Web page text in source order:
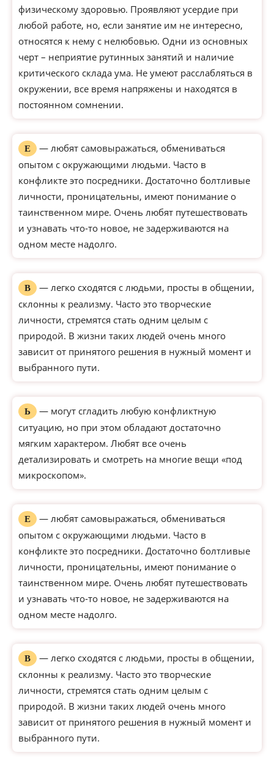
физическому здоровью. Проявляют усердие при
любой работе, но, если занятие им не интересно,
относятся к нему с нелюбовью. Одни из основных
черт – неприятие рутинных занятий и наличие
критического склада ума. Не умеют расслабляться в
окружении, все время напряжены и находятся в
постоянном сомнении.
Е
— любят самовыражаться, обмениваться
опытом с окружающими людьми. Часто в
конфликте это посредники. Достаточно болтливые
личности, проницательны, имеют понимание о
таинственном мире. Очень любят путешествовать
и узнавать что-то новое, не задерживаются на
одном месте надолго.
В
— легко сходятся с людьми, просты в общении,
склонны к реализму. Часто это творческие
личности, стремятся стать одним целым с
природой. В жизни таких людей очень много
зависит от принятого решения в нужный момент и
выбранного пути.
Ь
— могут сгладить любую конфликтную
ситуацию, но при этом обладают достаточно
мягким характером. Любят все очень
детализировать и смотреть на многие вещи «под
микроскопом».
Е
— любят самовыражаться, обмениваться
опытом с окружающими людьми. Часто в
конфликте это посредники. Достаточно болтливые
личности, проницательны, имеют понимание о
таинственном мире. Очень любят путешествовать
и узнавать что-то новое, не задерживаются на
одном месте надолго.
В
— легко сходятся с людьми, просты в общении,
склонны к реализму. Часто это творческие
личности, стремятся стать одним целым с
природой. В жизни таких людей очень много
зависит от принятого решения в нужный момент и
выбранного пути.